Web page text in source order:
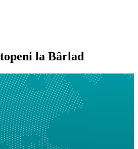
la Bârlad